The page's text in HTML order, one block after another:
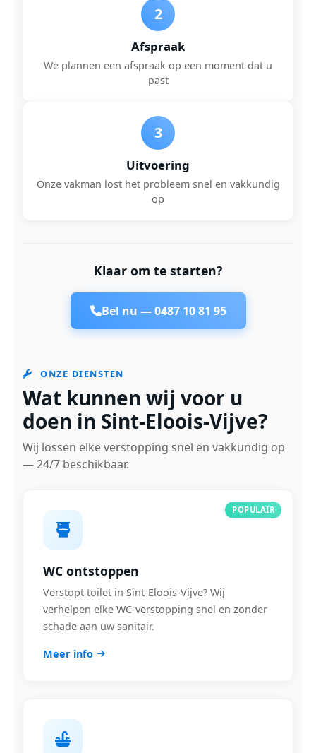
2
Afspraak
We plannen een afspraak op een moment dat u
past
3
Uitvoering
Onze vakman lost het probleem snel en vakkundig
op
Klaar om te starten?
Bel nu —0487 10 81 95
ONZE DIENSTEN
Wat kunnen wij voor u
doen in Sint-Eloois-Vijve?
Wij lossen elke verstopping snel en vakkundig op
— 24/7 beschikbaar.
POPULAIR
WC ontstoppen
Verstopt toilet in Sint-Eloois-Vijve? Wij
verhelpen elke WC-verstopping snel en zonder
schade aan uw sanitair.
Meer info